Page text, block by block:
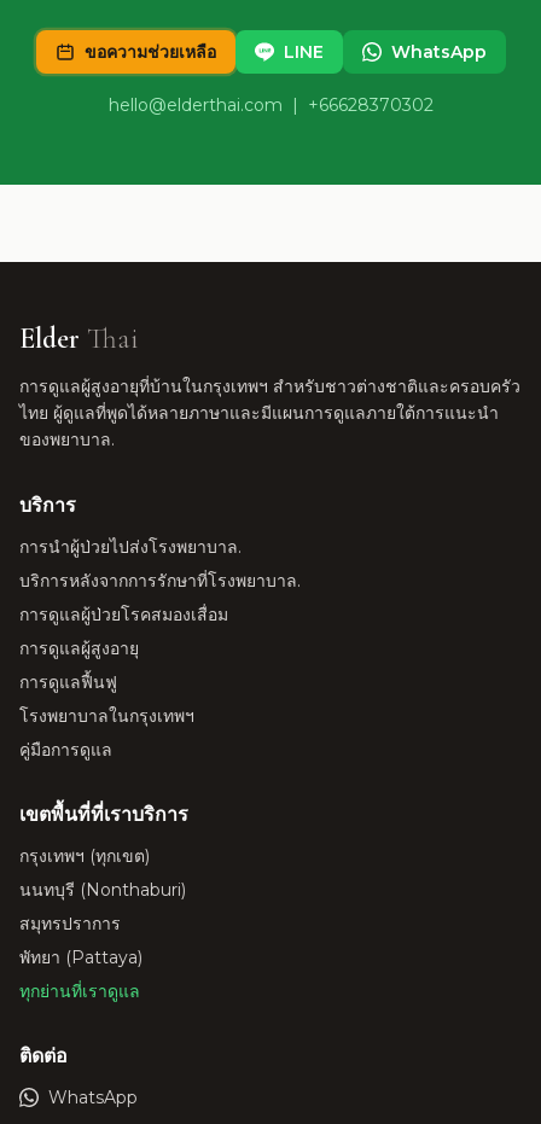
ขอความช่วยเหลือ LINE WhatsApp
hello@elderthai.com | +66628370302
Elder Thai
การดูแลผู้สูงอายุที่บ้านในกรุงเทพฯ สำหรับชาวต่างชาติและครอบครัว
ไทย ผู้ดูแลที่พูดได้หลายภาษาและมีแผนการดูแลภายใต้การแนะนำ
ของพยาบาล.
บริการ
การนำผู้ป่วยไปส่งโรงพยาบาล.
บริการหลังจากการรักษาที่โรงพยาบาล.
การดูแลผู้ป่วยโรคสมองเสื่อม
การดูแลผู้สูงอายุ
การดูแลฟื้นฟู
โรงพยาบาลในกรุงเทพฯ
คู่มือการดูแล
เขตพื้นที่ที่เราบริการ
กรุงเทพฯ (ทุกเขต)
นนทบุรี (Nonthaburi)
สมุทรปราการ
พัทยา (Pattaya)
ทุกย่านที่เราดูแล
ติดต่อ
WhatsApp